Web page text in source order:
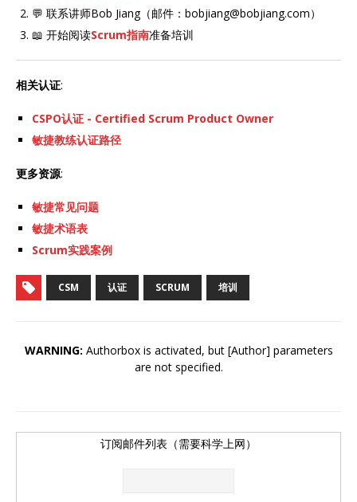
💬 联系讲师Bob Jiang（邮件：bobjiang@bobjiang.com）
📖 开始阅读Scrum指南准备培训
相关认证:
CSPO认证 - Certified Scrum Product Owner
敏捷教练认证路径
更多资源:
敏捷常见问题
敏捷术语表
Scrum实践案例
CSM 认证 SCRUM 培训
WARNING: Authorbox is activated, but [Author] parameters
are not specified.
订阅邮件列表（需要科学上网）